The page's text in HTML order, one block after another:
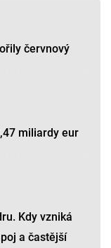
červnový
miliardy eur
Kdy vzniká
a častější